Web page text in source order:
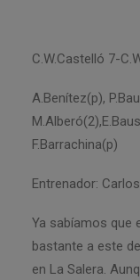
C.W.Castelló 7-
A.Benítez(p),
F.Barrachina(p)
Entrenador:
Ya sabíamos que
bastante a este
en La Salera.